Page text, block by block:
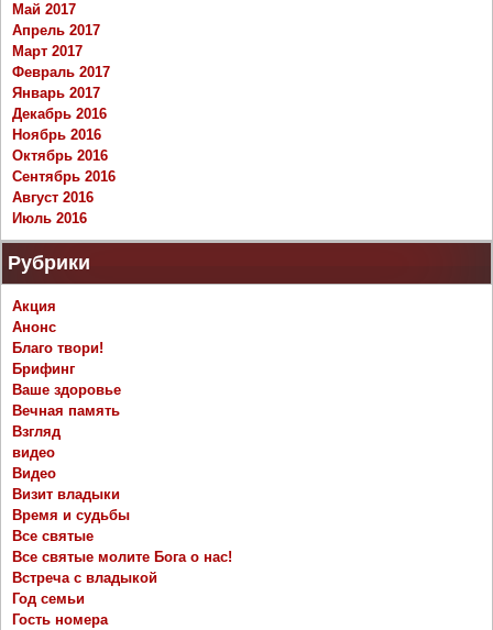
Май 2017
Апрель 2017
Март 2017
Февраль 2017
Январь 2017
Декабрь 2016
Ноябрь 2016
Октябрь 2016
Сентябрь 2016
Август 2016
Июль 2016
Рубрики
Акция
Анонс
Благо твори!
Брифинг
Ваше здоровье
Вечная память
Взгляд
видео
Видео
Визит владыки
Время и судьбы
Все святые
Все святые молите Бога о нас!
Встреча с владыкой
Год семьи
Гость номера